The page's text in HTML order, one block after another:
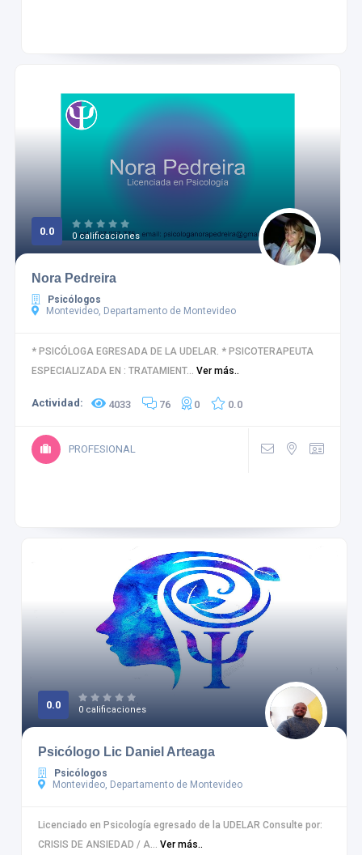
0.0 0 calificaciones
Nora Pedreira
Psicólogos
Montevideo, Departamento de Montevideo
* PSICÓLOGA EGRESADA DE LA UDELAR. * PSICOTERAPEUTA
ESPECIALIZADA EN : TRATAMIENT... Ver más..
Actividad: 4033 76 0 0.0
PROFESIONAL
0.0 0 calificaciones
Psicólogo Lic Daniel Arteaga
Psicólogos
Montevideo, Departamento de Montevideo
Licenciado en Psicología egresado de la UDELAR Consulte por:
CRISIS DE ANSIEDAD / A... Ver más..